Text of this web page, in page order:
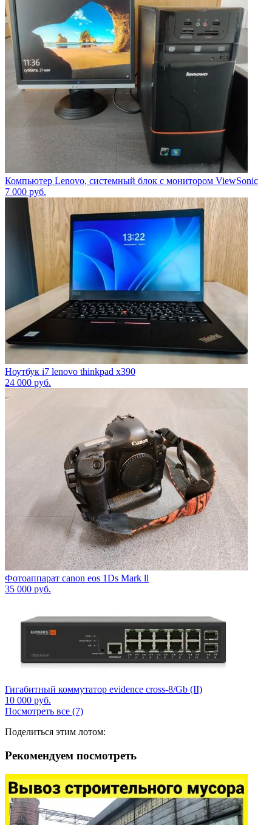
Компьютер Lenovo, системный блок с монитором ViewSonic
7 000 руб.
Ноутбук i7 lenovo thinkpad x390
24 000 руб.
Фотоаппарат canon eos 1Ds Mark ll
35 000 руб.
Гигабитный коммутатор evidence cross-8/Gb (II)
10 000 руб.
Посмотреть все (7)
Поделиться этим лотом:
Рекомендуем посмотреть